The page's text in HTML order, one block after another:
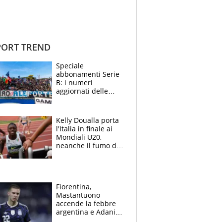
TREND
Speciale
abbonamenti Serie
B: i numeri
aggiornati delle
Kelly Doualla porta
l'Italia in finale ai
Mondiali U20,
neanche il fumo di
Fiorentina,
Mastantuono
accende la febbre
argentina e Adani